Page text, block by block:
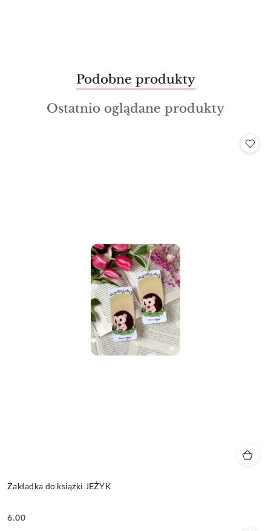
Pomiń karuzelę produktów
Produkty
o
statusie:
Podobne produkty
Produkty
Ostatnio oglądane produkty
Zakładka do ksiązki JEŻYK
Cena:
6.00